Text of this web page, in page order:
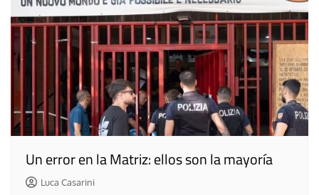
Un error en la Matriz: ellos son la mayoría
Luca Casarini